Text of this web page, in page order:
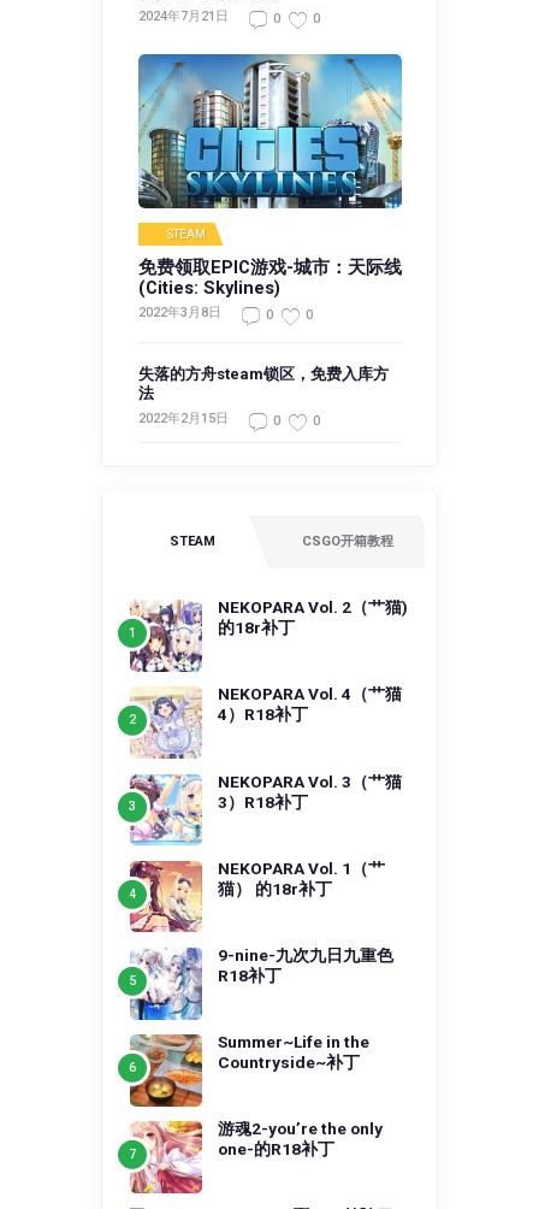
2024年7月21日 0 0
STEAM
免费领取EPIC游戏-城市：天际线
(Cities: Skylines)
2022年3月8日 0 0
失落的方舟steam锁区，免费入库方
法
2022年2月15日 0 0
STEAM CSGO开箱教程
NEKOPARA Vol. 2（艹猫)
的18r补丁
NEKOPARA Vol. 4（艹猫
4）R18补丁
NEKOPARA Vol. 3（艹猫
3）R18补丁
NEKOPARA Vol. 1（艹
猫） 的18r补丁
9-nine-九次九日九重色
R18补丁
Summer~Life in the
Countryside~补丁
游魂2-you’re the only
one-的R18补丁